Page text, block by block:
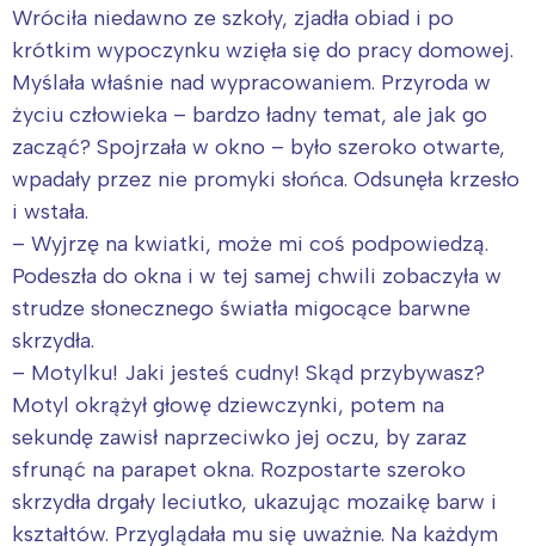
Wróciła niedawno ze szkoły, zjadła obiad i po
krótkim wypoczynku wzięła się do pracy domowej.
Myślała właśnie nad wypracowaniem. Przyroda w
życiu człowieka – bardzo ładny temat, ale jak go
zacząć? Spojrzała w okno – było szeroko otwarte,
wpadały przez nie promyki słońca. Odsunęła krzesło
i wstała.
– Wyjrzę na kwiatki, może mi coś podpowiedzą.
Podeszła do okna i w tej samej chwili zobaczyła w
strudze słonecznego światła migocące barwne
skrzydła.
– Motylku! Jaki jesteś cudny! Skąd przybywasz?
Motyl okrążył głowę dziewczynki, potem na
sekundę zawisł naprzeciwko jej oczu, by zaraz
sfrunąć na parapet okna. Rozpostarte szeroko
skrzydła drgały leciutko, ukazując mozaikę barw i
kształtów. Przyglądała mu się uważnie. Na każdym
Interesują mnie wydarzenia z
tego regionu:
Warszawa
Łódź
Śląsk
Kraków